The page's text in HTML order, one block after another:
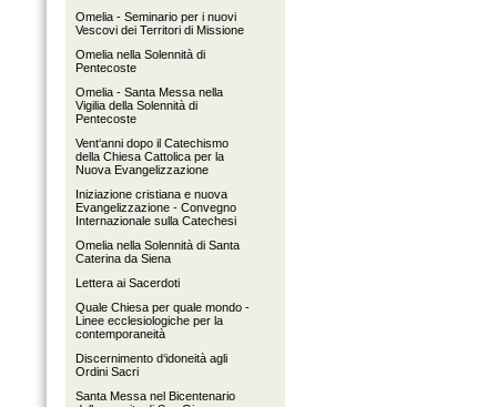
Omelia - Seminario per i nuovi
Vescovi dei Territori di Missione
Omelia nella Solennità di
Pentecoste
Omelia - Santa Messa nella
Vigilia della Solennità di
Pentecoste
Vent‘anni dopo il Catechismo
della Chiesa Cattolica per la
Nuova Evangelizzazione
Iniziazione cristiana e nuova
Evangelizzazione - Convegno
Internazionale sulla Catechesi
Omelia nella Solennità di Santa
Caterina da Siena
Lettera ai Sacerdoti
Quale Chiesa per quale mondo -
Linee ecclesiologiche per la
contemporaneità
Discernimento d‘idoneità agli
Ordini Sacri
Santa Messa nel Bicentenario